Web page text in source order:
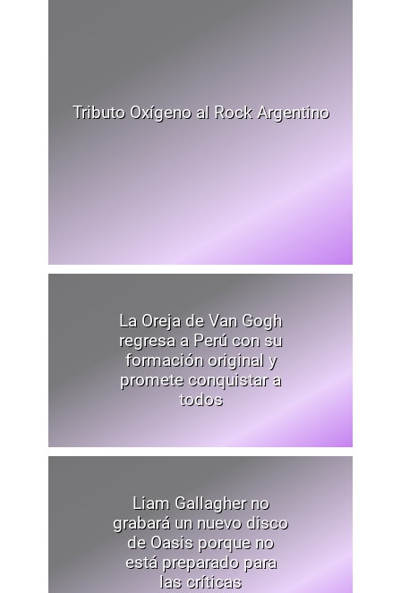
Tributo Oxígeno al Rock Argentino
La Oreja de Van Gogh
regresa a Perú con su
formación original y
promete conquistar a
todos
Liam Gallagher no
grabará un nuevo disco
de Oasis porque no
está preparado para
las críticas